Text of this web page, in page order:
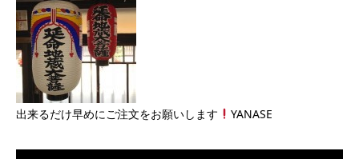
出来るだけ早めにご注文をお願いします YANASE